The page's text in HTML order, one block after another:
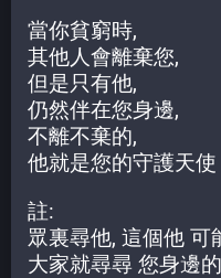
當你貧窮時,
其他人會離棄您,
但是只有他,
仍然伴在您身邊,
不離不棄的,
他就是您的守護天使
註:
眾裏尋他, 這個他 可
大家就尋尋 您身邊